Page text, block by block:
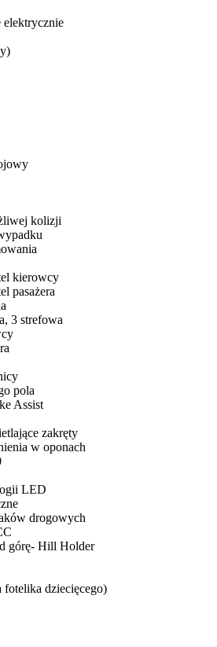
elektrycznie
kolizji
kierowcy
pasażera
3 strefowa
pola
Assist
zakręty
w oponach
LED
drogowych
górę- Hill Holder
dziecięcego)